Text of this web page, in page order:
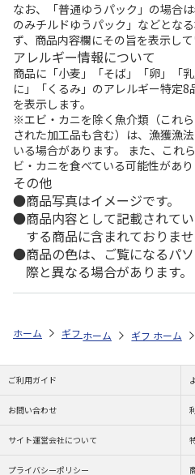
なお、「普通ゆうパック」の場合
のみチルドゆうパック」などとな
ず、商品内容欄にその旨を表示して
アレルギー情報について
商品に「小麦」「そば」「卵」「
に」「くるみ」のアレルギー特定
を表示します。
※エビ・カニを除く魚介類（これ
された加工品も含む）は、漁獲漁
いる場合があります。 また、これ
ビ・カニを食べている可能性があり
その他
商品写真はイメージです。
商品内容として記載されて
する商品に含まれておりませ
商品の色は、ご覧になるパ
際と異なる場合があります。
ホーム ギフトストア お中元・夏
ホーム ギフトストア
ホーム
ご利用ガイド
お問い合わせ
サイト運営会社について
プライバシーポリシー